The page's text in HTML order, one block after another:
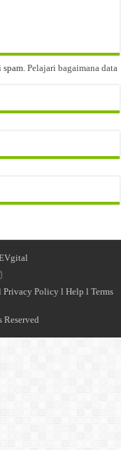
spam.Pelajari bagaimana data
Privacy Policy l Help l Terms